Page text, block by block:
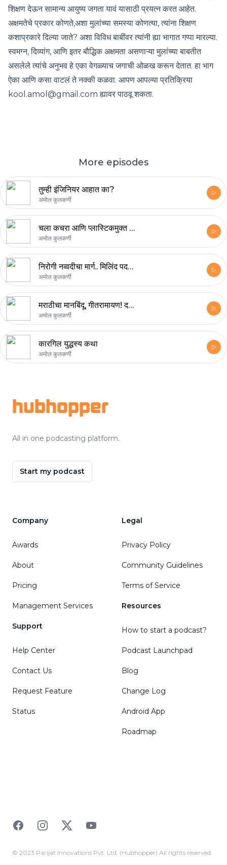
शिक्षण देऊन सामान्य आयुष्य जगता यावं यासाठी प्रयत्न करत आहेत.
अक्षमतेचे प्रकार कोणते,अशा मुलांच्या समस्या कोणत्या, त्यांना शिक्षण
कशाप्रकारे दिल्या जाते? अशा विविध बाबींवर त्यांनी ह्या भागात गप्पा मारल्या.
स्वमग्न, दिव्यांग, आणि इतर बौद्धिक अक्षमता असणाऱ्या मुलांच्या बाबतीत
असलेले त्यांचे अनुभव हे एका वेगळ्याच जगाची ओळख करून देतात. हा भाग
ऐका आणि कसा वाटलं ते नक्की कळवा. आपण आपल्या प्रतिक्रिया
kool.amol@gmail.com ह्यावर पाठवू शकता.
More episodes
तुम्ही इंजिनियर आहात का?
अमोल कुलकर्णी
चला कचरा आणि प्लास्टिकमुक्त भविष्याकडे..आदिती देवधर ह्यांच्यासोबतच्या गप्पा!
अमोल कुलकर्णी
निरोगी नव्वदीचा मार्ग.. मिलिंद पदकी ह्यांच्यासोबतच्या गप्पा!
अमोल कुलकर्णी
मराठीचा मानबिंदू, गीतरामायण! दत्तप्रसाद जोग ह्यांच्यासोबतच्या गप्पा!
अमोल कुलकर्णी
कारगिल युद्धस्य कथा
अमोल कुलकर्णी
hubhopper
All in one podcasting platform.
Start my podcast
Company
Awards
About
Pricing
Management Services
Support
Help Center
Contact Us
Request Feature
Status
Legal
Privacy Policy
Community Guidelines
Terms of Service
Resources
How to start a podcast?
Podcast Launchpad
Blog
Change Log
Android App
Roadmap
FacebookInstagramTwitterYouTube
© 2023 Parijat Innovations Pvt. Ltd. (Hubhopper) All rights reserved.